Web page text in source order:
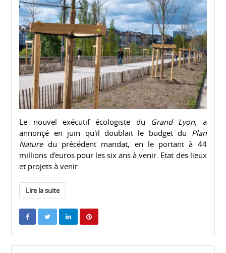
Le nouvel exécutif écologiste du Grand Lyon, a
annonçé en juin qu'il doublait le budget du Plan
Naturedu précédent mandat, en le portant à 44
millions d'euros pour les six ans à venir. Etat des lieux
et projets à venir.
Lire la suite